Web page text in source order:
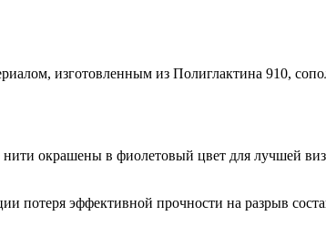
изготовленным из Полиглактина 910,
окрашены в фиолетовый цвет для лучшей
потеря эффективной прочности на разрыв